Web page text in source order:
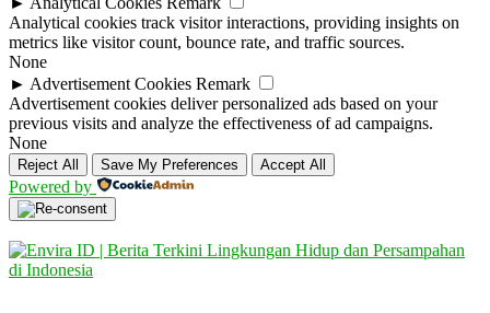
Analytical cookies track visitor interactions, providing insights on
metrics like visitor count, bounce rate, and traffic sources.
None
► Advertisement Cookies Remark
Advertisement cookies deliver personalized ads based on your
previous visits and analyze the effectiveness of ad campaigns.
None
Reject All Save My Preferences Accept All
Powered by